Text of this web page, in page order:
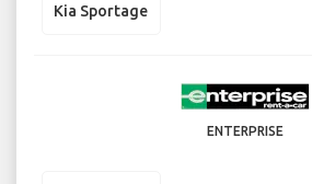
Kia Sportage
ENTERPRISE